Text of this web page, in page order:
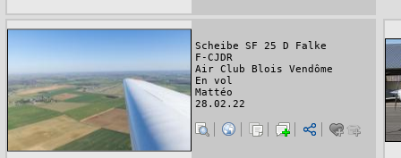
Scheibe SF 25 D Falke
F-CJDR
Air Club Blois Vendôme
En vol
Mattéo
28.02.22